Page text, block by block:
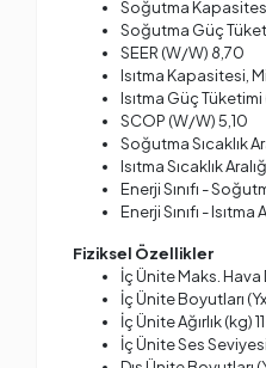
Soğutma
Soğutma Güç
SEER (W/W) 8,70
Isıtma Kapasitesi,
Isıtma Güç Tüketimi
SCOP (W/W) 5,10
Soğutma Sıcaklık
Isıtma Sıcaklık
Enerji Sınıfı -
Enerji Sınıfı - Isıtma
Fiziksel Özellikler
İç Ünite Maks.
İç Ünite Boyutları
İç Ünite Ağırlık (kg) 11
İç Ünite Ses